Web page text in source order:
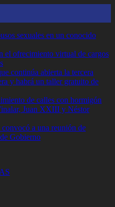
sexuales en un conocido
el ofrecimiento virtual de cargos
continúa abierta la tercera
y habrá un taller gratuito de
de calles con hormigón
Juan XXIII y Néstor
a una reunión de
Gobierno